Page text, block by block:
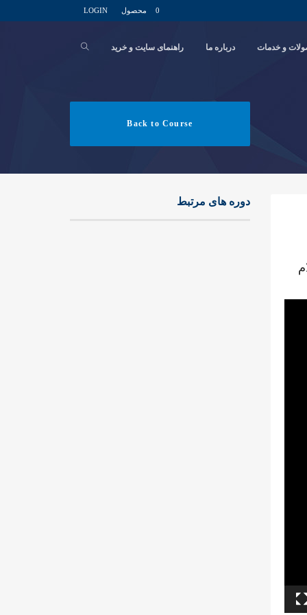
LOGIN 0 محصول
و خدمات درباره ما راهنمای سایت و خرید
Back to Course
دوره های مرتبط